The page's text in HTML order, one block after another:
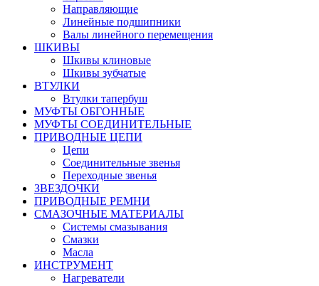
Направляющие
Линейные подшипники
Валы линейного перемещения
ШКИВЫ
Шкивы клиновые
Шкивы зубчатые
ВТУЛКИ
Втулки тапербуш
МУФТЫ ОБГОННЫЕ
МУФТЫ СОЕДИНИТЕЛЬНЫЕ
ПРИВОДНЫЕ ЦЕПИ
Цепи
Соединительные звенья
Переходные звенья
ЗВЕЗДОЧКИ
ПРИВОДНЫЕ РЕМНИ
СМАЗОЧНЫЕ МАТЕРИАЛЫ
Системы смазывания
Смазки
Масла
ИНСТРУМЕНТ
Нагреватели